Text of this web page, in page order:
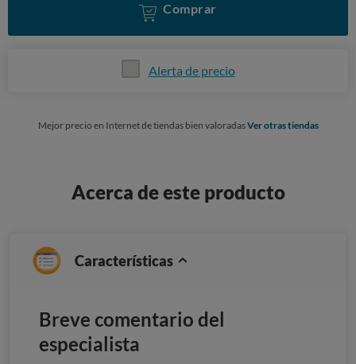
Comprar
Alerta de precio
Mejor precio en Internet de tiendas bien valoradasVer otras tiendas
Acerca de este producto
Características
Breve comentario del
especialista